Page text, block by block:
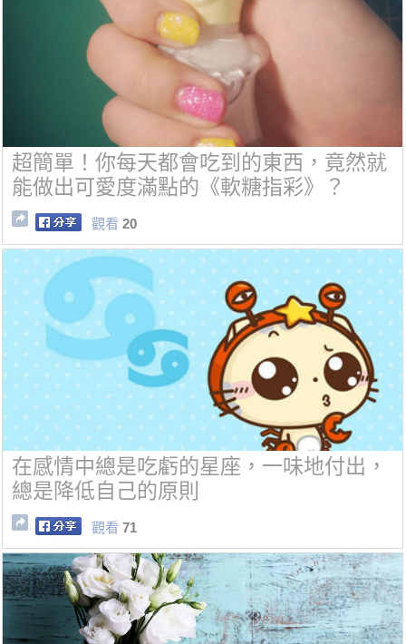
超簡單！你每天都會吃到的東西，竟然就
能做出可愛度滿點的《軟糖指彩》？
觀看 20
在感情中總是吃虧的星座，一味地付出，
總是降低自己的原則
觀看 71